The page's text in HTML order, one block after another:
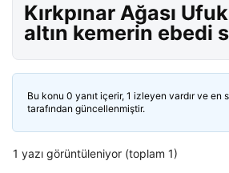
Kırkpınar Ağası
altın kemerin ebedi
Bu konu 0 yanıt içerir, 1 izleyen vardır ve en
tarafından güncellenmiştir.
1 yazı görüntüleniyor (toplam 1)